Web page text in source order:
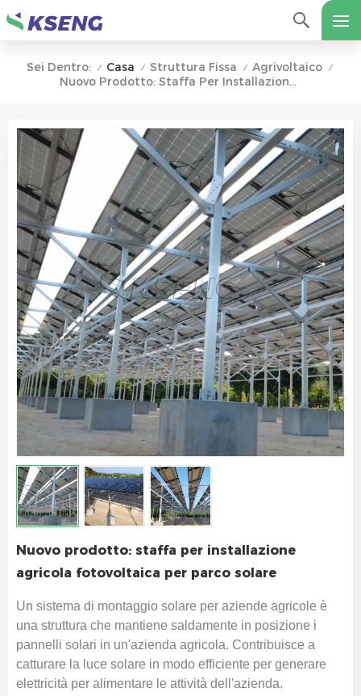
Sei Dentro: / Casa / Struttura Fissa / Agrivoltaico /
Nuovo Prodotto: Staffa Per Installazione Agricola Fotovoltaica Per Parco Solare
Nuovo prodotto: staffa per installazione
agricola fotovoltaica per parco solare
Un sistema di montaggio solare per aziende agricole è
una struttura che mantiene saldamente in posizione i
pannelli solari in un'azienda agricola. Contribuisce a
catturare la luce solare in modo efficiente per generare
elettricità per alimentare le attività dell'azienda.